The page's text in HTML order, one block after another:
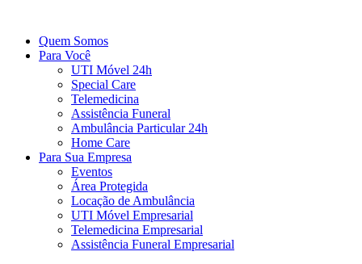
conteúdo
Quem Somos
Para Você
UTI Móvel 24h
Special Care
Telemedicina
Assistência Funeral
Ambulância Particular 24h
Home Care
Para Sua Empresa
Eventos
Área Protegida
Locação de Ambulância
UTI Móvel Empresarial
Telemedicina Empresarial
Assistência Funeral Empresarial